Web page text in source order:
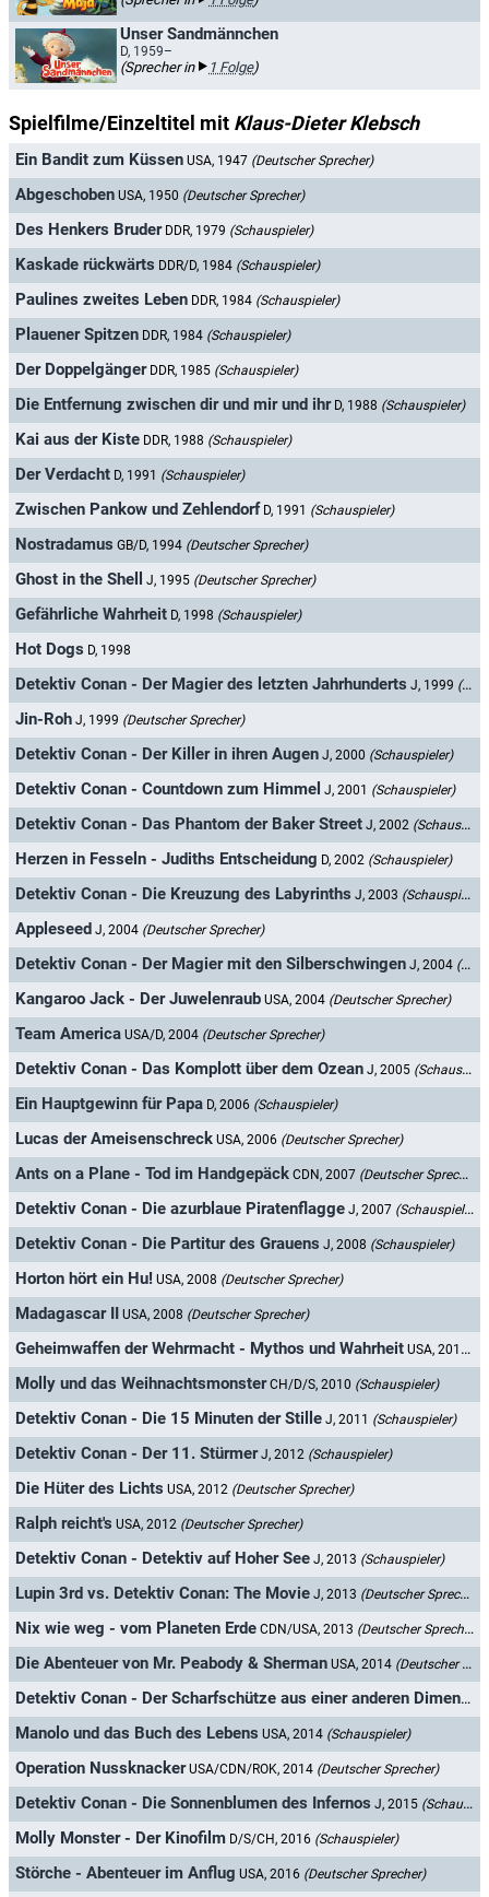
Unser Sandmännchen
D, 1959–
(Sprecher in 1 Folge)
Spielfilme/Einzeltitel mit Klaus-Dieter Klebsch
Ein Bandit zum Küssen USA, 1947 (Deutscher Sprecher)
Abgeschoben USA, 1950 (Deutscher Sprecher)
Des Henkers Bruder DDR, 1979 (Schauspieler)
Kaskade rückwärts DDR/D, 1984 (Schauspieler)
Paulines zweites Leben DDR, 1984 (Schauspieler)
Plauener Spitzen DDR, 1984 (Schauspieler)
Der Doppelgänger DDR, 1985 (Schauspieler)
Die Entfernung zwischen dir und mir und ihr D, 1988 (Schauspieler)
Kai aus der Kiste DDR, 1988 (Schauspieler)
Der Verdacht D, 1991 (Schauspieler)
Zwischen Pankow und Zehlendorf D, 1991 (Schauspieler)
Nostradamus GB/D, 1994 (Deutscher Sprecher)
Ghost in the Shell J, 1995 (Deutscher Sprecher)
Gefährliche Wahrheit D, 1998 (Schauspieler)
Hot Dogs D, 1998
Detektiv Conan - Der Magier des letzten Jahrhunderts J, 1999 (Deutscher Sprecher)
Jin-Roh J, 1999 (Deutscher Sprecher)
Detektiv Conan - Der Killer in ihren Augen J, 2000 (Schauspieler)
Detektiv Conan - Countdown zum Himmel J, 2001 (Schauspieler)
Detektiv Conan - Das Phantom der Baker Street J, 2002 (Schauspieler)
Herzen in Fesseln - Judiths Entscheidung D, 2002 (Schauspieler)
Detektiv Conan - Die Kreuzung des Labyrinths J, 2003 (Schauspieler)
Appleseed J, 2004 (Deutscher Sprecher)
Detektiv Conan - Der Magier mit den Silberschwingen J, 2004 (Schauspieler)
Kangaroo Jack - Der Juwelenraub USA, 2004 (Deutscher Sprecher)
Team America USA/D, 2004 (Deutscher Sprecher)
Detektiv Conan - Das Komplott über dem Ozean J, 2005 (Schauspieler)
Ein Hauptgewinn für Papa D, 2006 (Schauspieler)
Lucas der Ameisenschreck USA, 2006 (Deutscher Sprecher)
Ants on a Plane - Tod im Handgepäck CDN, 2007 (Deutscher Sprecher)
Detektiv Conan - Die azurblaue Piratenflagge J, 2007 (Schauspieler)
Detektiv Conan - Die Partitur des Grauens J, 2008 (Schauspieler)
Horton hört ein Hu! USA, 2008 (Deutscher Sprecher)
Madagascar II USA, 2008 (Deutscher Sprecher)
Geheimwaffen der Wehrmacht - Mythos und Wahrheit USA, 2010
Molly und das Weihnachtsmonster CH/D/S, 2010 (Schauspieler)
Detektiv Conan - Die 15 Minuten der Stille J, 2011 (Schauspieler)
Detektiv Conan - Der 11. Stürmer J, 2012 (Schauspieler)
Die Hüter des Lichts USA, 2012 (Deutscher Sprecher)
Ralph reicht's USA, 2012 (Deutscher Sprecher)
Detektiv Conan - Detektiv auf Hoher See J, 2013 (Schauspieler)
Lupin 3rd vs. Detektiv Conan: The Movie J, 2013 (Deutscher Sprecher)
Nix wie weg - vom Planeten Erde CDN/USA, 2013 (Deutscher Sprecher)
Die Abenteuer von Mr. Peabody & Sherman USA, 2014 (Deutscher Sprecher)
Detektiv Conan - Der Scharfschütze aus einer anderen Dimension
Manolo und das Buch des Lebens USA, 2014 (Schauspieler)
Operation Nussknacker USA/CDN/ROK, 2014 (Deutscher Sprecher)
Detektiv Conan - Die Sonnenblumen des Infernos J, 2015 (Schauspieler)
Molly Monster - Der Kinofilm D/S/CH, 2016 (Schauspieler)
Störche - Abenteuer im Anflug USA, 2016 (Deutscher Sprecher)